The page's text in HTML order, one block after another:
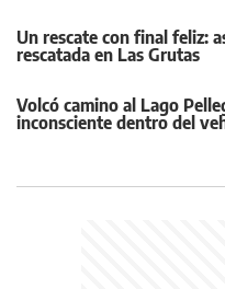
Un rescate con final feliz:
rescatada en Las Grutas
Volcó camino al Lago
inconsciente dentro del